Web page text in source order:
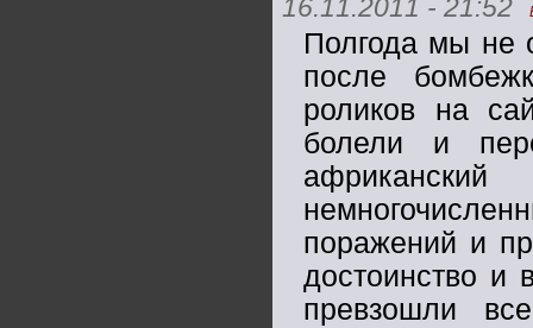
16.11.2011 - 21:52
Полгода мы не
после
роликов на
болели и
поражений и
достоинство
превзошли